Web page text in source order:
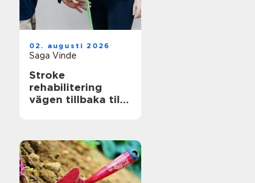
02. augusti 2026
Saga Vinde
Stroke
rehabilitering
vägen tillbaka till